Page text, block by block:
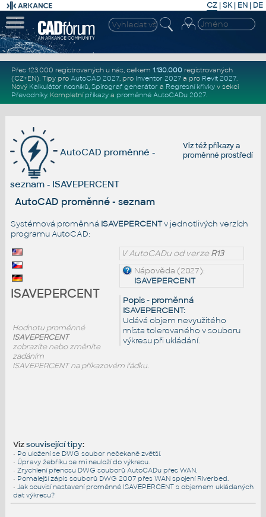
CZ | SK| EN | DE
Přes 123.000 registrovaných u nás, celkem 1.130.000registrovaných
(CZ+EN). Tipy pro AutoCAD 2027, pro Inventor 2027a pro Revit 2027.
Nový Kalkulátor nosníků, Spirograf generátor a Regresní křivkyv sekci
Převodníky. Kompletní příkazya proměnné AutoCADu 2027.
Viz téžpříkazya
proměnné prostředí
AutoCAD proměnné -
seznam - ISAVEPERCENT
AutoCAD proměnné - seznam
Systémová proměnná ISAVEPERCENTv jednotlivých verzích
programu AutoCAD:
V AutoCADu od verzeR13
Nápověda (2027):
ISAVEPERCENT
Popis - proměnná
ISAVEPERCENT:
Udává objem nevyužitého
místa tolerovaného v souboru
výkresu při ukládání.
ISAVEPERCENT
Hodnotu proměnné
ISAVEPERCENT
zobrazíte nebo změníte
zadáním
ISAVEPERCENT na příkazovém řádku.
Vizsouvisející tipy:
• Po uložení se DWG soubor nečekaně zvětší.
• Úpravy žebříku se mi neuloží do výkresu.
• Zrychlení přenosu DWG souborů AutoCADu přes WAN.
• Pomalejší zápis souborů DWG 2007 přes WAN spojení Riverbed.
• Jak souvisí nastavení proměnné ISAVEPERCENT s objemem ukládaných
dat výkresu?